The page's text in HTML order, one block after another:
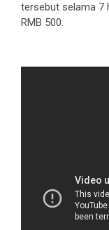
tersebut selama 7
RMB 500.